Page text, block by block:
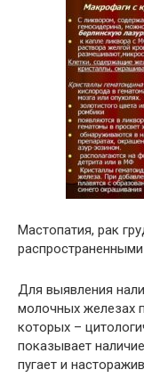
Мастопатия, рак
Для выявления
молочных железах
которых –
показывает
пугает и